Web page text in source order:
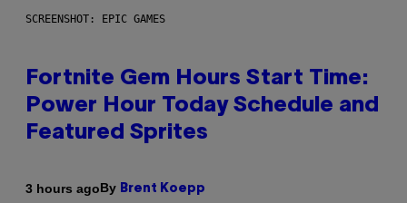
SCREENSHOT: EPIC GAMES
Fortnite Gem Hours Start Time:
Power Hour Today Schedule and
Featured Sprites
3 hours agoBy Brent Koepp